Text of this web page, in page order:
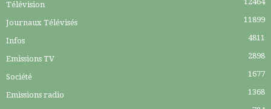
Télévision
Journaux Télévisés 11899
Infos 4811
Emissions TV 2898
Société 1677
Emissions radio 1368